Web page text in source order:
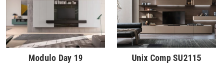
Modulo Day 19 Unix Comp SU2115